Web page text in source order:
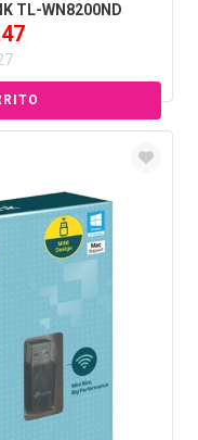
TL-WN8200ND